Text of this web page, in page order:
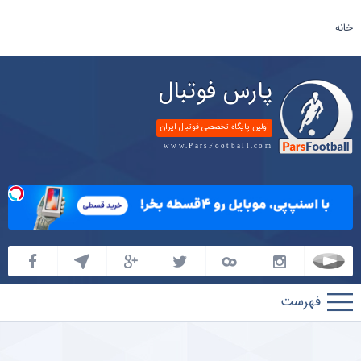
خانه
پارس فوتبال
اولین پایگاه تخصصی فوتبال ایران
www.ParsFootball.com
پارس
فوتبال